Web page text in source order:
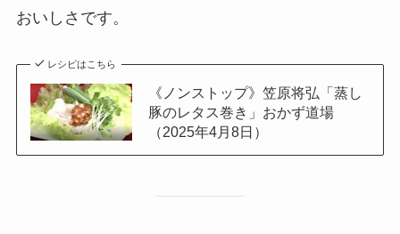
おいしさです。
レシピはこちら
《ノンストップ》笠原将弘「蒸し
豚のレタス巻き」おかず道場
（2025年4月8日）